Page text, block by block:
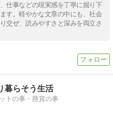
仕事などの現実感を丁寧に掘り下
す。軽やかな文章の中にも、社会
交ぜ、読みやすさと深みを両立さ
暮らそう生活
トの事・懸賞の事